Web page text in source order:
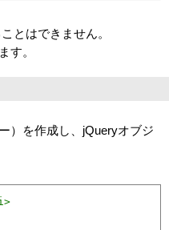
とはできません。
す。
）を作成し、jQueryオブジ